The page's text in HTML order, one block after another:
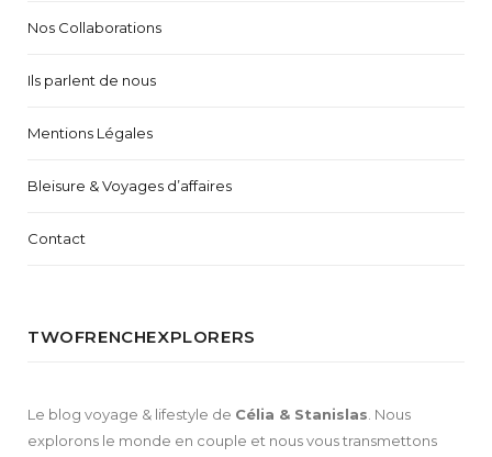
Nos Collaborations
Ils parlent de nous
Mentions Légales
Bleisure & Voyages d’affaires
Contact
TWOFRENCHEXPLORERS
Le blog voyage & lifestyle de Célia & Stanislas . Nous
explorons le monde en couple et nous vous transmettons